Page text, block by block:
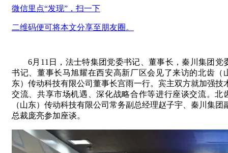
微信里点“发现”，扫一下
二维码便可将本文分享至朋友圈。
6月11日，法士特集团党委书记、董事长，秦川集团党
书记、董事长马旭耀在西安高新厂区会见了来访的北齿（
东）传动科技有限公司董事长宫雨一行。宾主双方就加强技
交流、共享市场机遇、深化战略合作等进行座谈交流。北
（山东）传动科技有限公司常务副总经理赵子宇、秦川集团
总裁庞亮参加座谈。